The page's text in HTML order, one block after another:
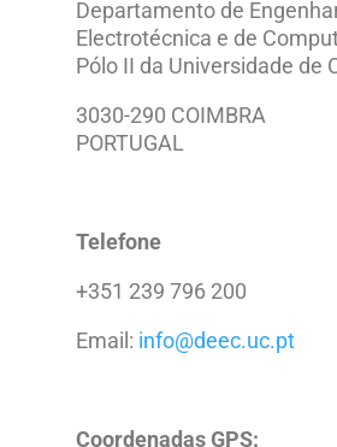
Departamento de
Electrotécnica e de
Pólo II da Universidade de
3030-290 COIMBRA
PORTUGAL
Telefone
+351 239 796 200
Email: info@deec.uc.pt
Coordenadas GPS: